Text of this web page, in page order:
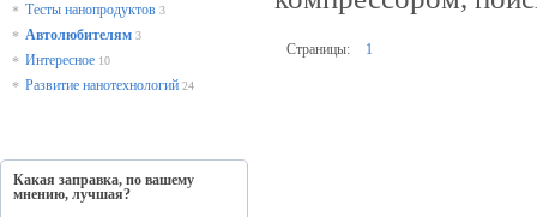
* Тесты нанопродуктов 3
* Автолюбителям 3
* Интересное 10
* Развитие нанотехнологий 24
Какая заправка, по вашему
мнению, лучшая?
Страницы: 1